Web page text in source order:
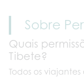
Sobre
Quais
Tibete?
Todos os